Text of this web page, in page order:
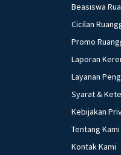
Beasiswa
Cicilan
Promo
Laporan
Layanan
Syarat &
Kebijakan
Tentang Kami
Kontak Kami